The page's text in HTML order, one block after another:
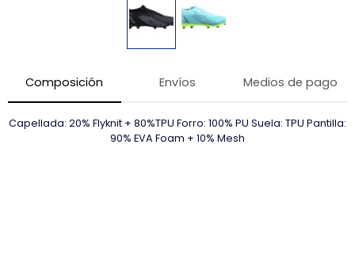
Composición Envíos Medios de pago
Capellada: 20% Flyknit + 80%TPU Forro: 100% PU Suela: TPU Pantilla:
90% EVA Foam + 10% Mesh